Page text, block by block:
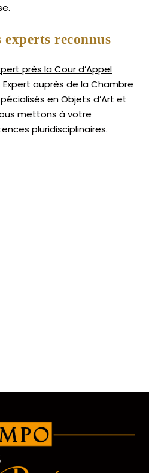
experts reconnus
près la Cour d’Appel
auprès de laChambre
en Objets d’Art et
mettons à votre
pluridisciplinaires.